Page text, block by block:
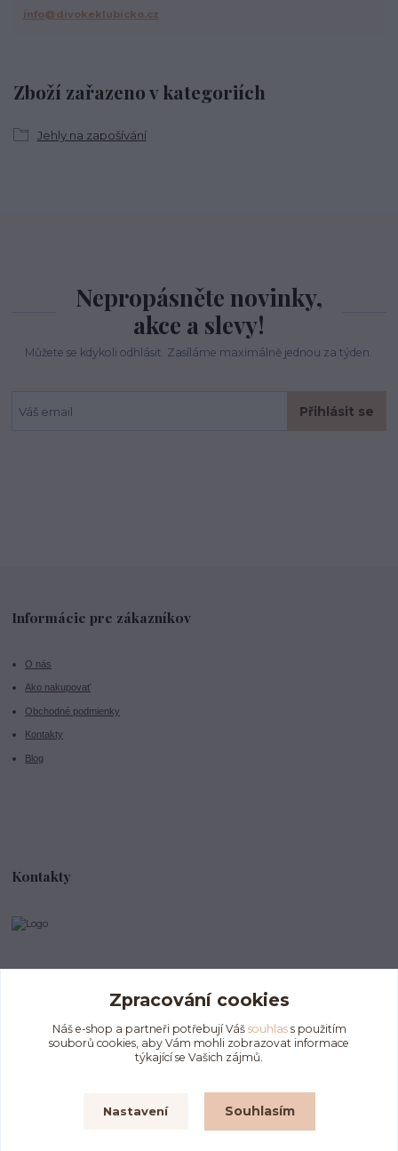
Zboží zařazeno v kategoriích
Jehly na zapošívání
info@divokeklubicko.cz
Nepropásněte novinky,
akce a slevy!
Můžete se kdykoli odhlásit. Zasíláme maximálně jednou za týden.
Přihlásit se
Informácie pre zákazníkov
O nás
Ako nakupovať
Obchodné podmienky
Kontakty
Blog
Kontakty
Upravit sběr cookies.
Zpracování cookies
Náš e-shop a partneři potřebují Váš souhlass použitím
souborů cookies, aby Vám mohli zobrazovat informace
týkající se Vašich zájmů.
Nastavení Souhlasím